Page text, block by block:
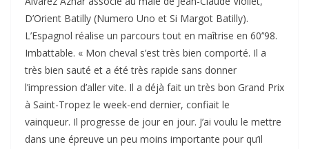
D’Orient Batilly (Numero Uno et Si Margot Batilly).
L’Espagnol réalise un parcours tout en maîtrise en 60’’98.
Imbattable. « Mon cheval s’est très bien comporté. Il a
très bien sauté et a été très rapide sans donner
l’impression d’aller vite. Il a déjà fait un très bon Grand Prix
à Saint-Tropez le week-end dernier, confiait le
vainqueur. Il progresse de jour en jour. J’ai voulu le mettre
dans une épreuve un peu moins importante pour qu’il